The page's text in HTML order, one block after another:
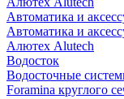
Автоматика и
Автоматика и
Алютех Alutech
Водосток
Водосточные
Foramina круглого